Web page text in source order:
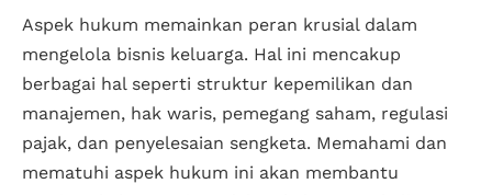
Aspek hukum memainkan peran krusial dalam
mengelola bisnis keluarga. Hal ini mencakup
berbagai hal seperti struktur kepemilikan dan
manajemen, hak waris, pemegang saham, regulasi
pajak, dan penyelesaian sengketa. Memahami dan
mematuhi aspek hukum ini akan membantu